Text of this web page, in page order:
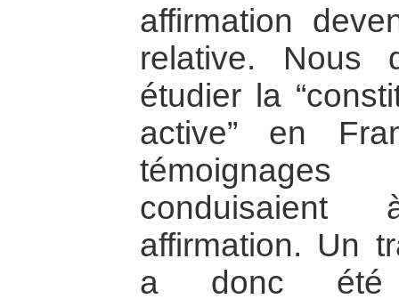
affirmation
relative. Nous
étudier la
active” en
affirmation. Un
a donc été